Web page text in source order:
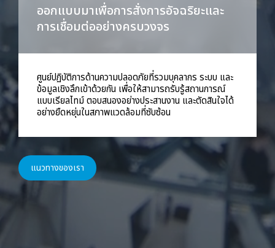
ออกแบบมาเพื่อการสั่งการอัจฉริยะและ
การเชื่อมต่ออย่างครบวงจร
ศูนย์ปฏิบัติการด้านความปลอดภัยที่รวมบุคลากร ระบบ และ
ข้อมูลเชิงลึกเข้าด้วยกัน เพื่อให้สามารถรับรู้สถานการณ์
แบบเรียลไทม์ ตอบสนองอย่างประสานงาน และตัดสินใจได้
อย่างยืดหยุ่นในสภาพแวดล้อมที่ซับซ้อน
แนวทางของเรา